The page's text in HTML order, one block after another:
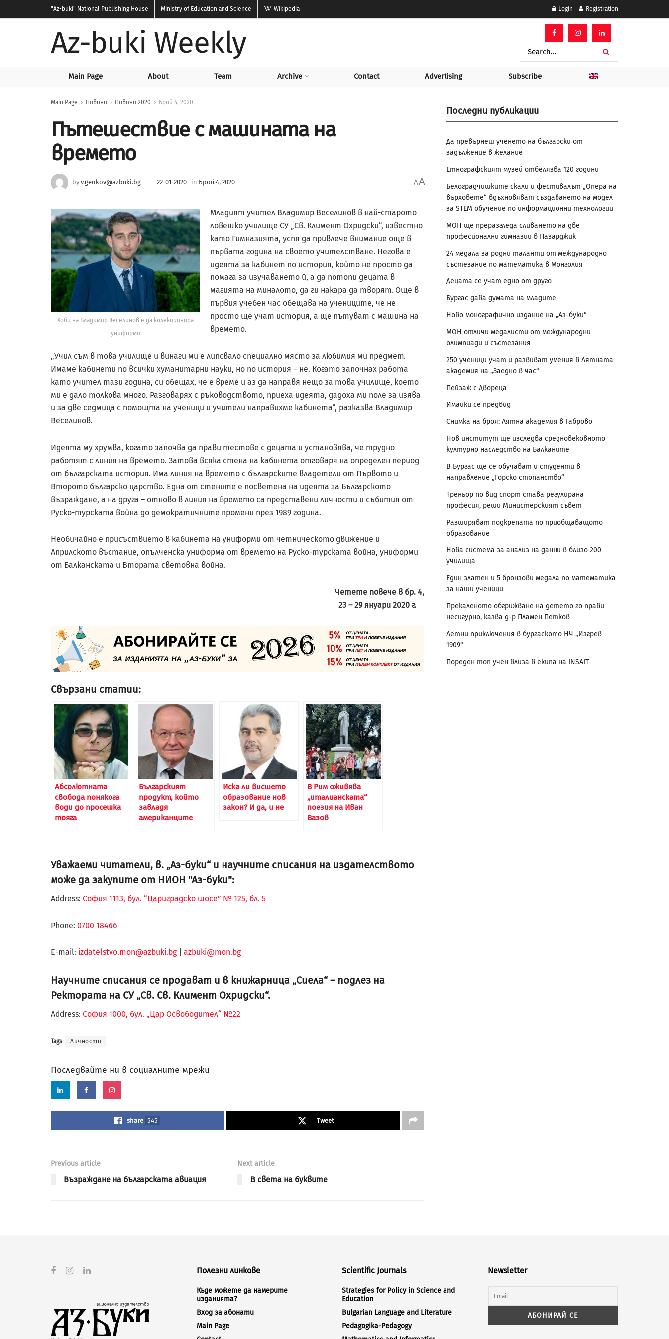
"Az-buki" National Publishing House Ministry of Education and Science Wikipedia Login Registration
Az-buki Weekly
Main Page About Team Archive Contact Advertising Subscribe
Main Page Новини Новини 2020 Брой 4, 2020
Пътешествие с машината на
времето
by v.genkov@azbuki.bg 22-01-2020 in Брой 4, 2020 AA
Хоби на Владимир Веселинов е да колекционира
униформи
Младият учител Владимир Веселинов в най-старото
ловешко училище СУ „Св. Климент Охридски“, известно
като Гимназията, успя да привлече внимание още в
първата година на своето учителстване. Негова е
идеята за кабинет по история, който не просто да
помага за изучаването й, а да потопи децата в
магията на миналото, да ги накара да творят. Още в
първия учебен час обещава на учениците, че не
просто ще учат история, а ще пътуват с машина на
времето.
„Учил съм в това училище и винаги ми е липсвало специално място за любимия ми предмет.
Имаме кабинети по всички хуманитарни науки, но по история – не. Когато започнах работа
като учител тази година, си обещах, че е време и аз да направя нещо за това училище, което
ми е дало толкова много. Разговарях с ръководството, приеха идеята, дадоха ми поле за изява
и за две седмица с помощта на ученици и учители направихме кабинета“, разказва Владимир
Веселинов.
Идеята му хрумва, когато започва да прави тестове с децата и установява, че трудно
работят с линия на времето. Затова всяка стена на кабинета отговаря на определен период
от българската история. Има линия на времето с българските владетели от Първото и
Второто българско царство. Една от стените е посветена на идеята за Българското
възраждане, а на друга – отново в линия на времето са представени личности и събития от
Руско-турската война до демократичните промени през 1989 година.
Необичайно е присъствието в кабинета на униформи от четническото движение и
Априлското въстание, опълченска униформа от времето на Руско-турската война, униформи
от Балканската и Втората световна война.
Четете повече в бр. 4,
23 – 29 януари 2020 г.
Свързани статии:
Абсолютната
свобода понякога
води до просешка
тояга
Българският
продукт, който
завладя
американците
Иска ли висшето
образование нов
закон? И да, и не
В Рим оживява
„италианската“
поезия на Иван
Вазов
Уважаеми читатели, в. „Аз-буки“ и научните списания на издателството
може да закупите от НИОН "Аз-буки":
Address: София 1113, бул. “Цариградско шосе” № 125, бл. 5
Phone: 0700 18466
Е-mail: izdatelstvo.mon@azbuki.bg| azbuki@mon.bg
Научните списания се продават и в книжарница „Сиела“ – подлез на
Ректората на СУ „Св. Св. Климент Охридски“.
Address: София 1000, бул. „Цар Освободител“ №22
Tags Личности
Последвайте ни в социалните мрежи
share 545 Tweet
Previous article
Възраждане на българската авиация
Next article
В света на буквите
Последни публикации
Да превърнеш ученето на български от
задължение в желание
Етнографският музей отбелязва 120 години
Белоградчишките скали и фестивалът „Опера на
върховете“ вдъхновяват създаването на модел
за STEM обучение по информационни технологии
МОН ще преразгледа сливането на две
професионални гимназии в Пазарджик
24 медала за родни таланти от международно
състезание по математика в Монголия
Децата се учат едно от друго
Бургас дава думата на младите
Ново монографично издание на „Аз-буки“
МОН отличи медалисти от международни
олимпиади и състезания
250 ученици учат и развиват умения в Лятната
академия на „Заедно в час“
Пейзаж с Двореца
Имайки се предвид
Снимка на броя: Лятна академия в Габрово
Нов институт ще изследва средновековното
културно наследство на Балканите
В Бургас ще се обучават и студенти в
направление „Горско стопанство“
Треньор по вид спорт става регулирана
професия, реши Министерският съвет
Разширяват подкрепата по приобщаващото
образование
Нова система за анализ на данни в близо 200
училища
Един златен и 5 бронзови медала по математика
за наши ученици
Прекаленото обгрижване на детето го прави
несигурно, казва д-р Пламен Петков
Летни приключения в бургаското НЧ „Изгрев
1909“
Пореден топ учен влиза в екипа на INSAIT
Полезни линкове
Къде можете да намерите
изданията?
Вход за абонати
Main Page
Scientific Journals
Strategies for Policy in Science and
Education
Bulgarian Language and Literature
Pedagogika-Pedagogy
Newsletter